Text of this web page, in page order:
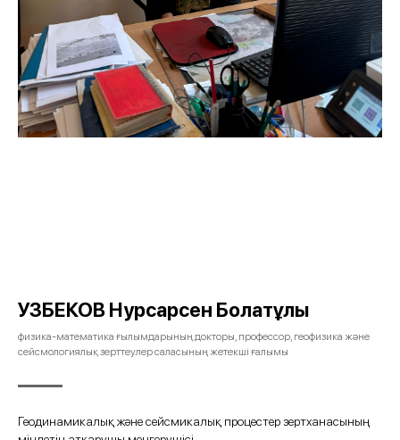
УЗБЕКОВ Нурсарсен Болатұлы
физика-математика ғылымдарының докторы, профессор, геофизика және
сейсмологиялық зерттеулер саласының жетекші ғалымы
Геодинамикалық және сейсмикалық процестер зертханасының